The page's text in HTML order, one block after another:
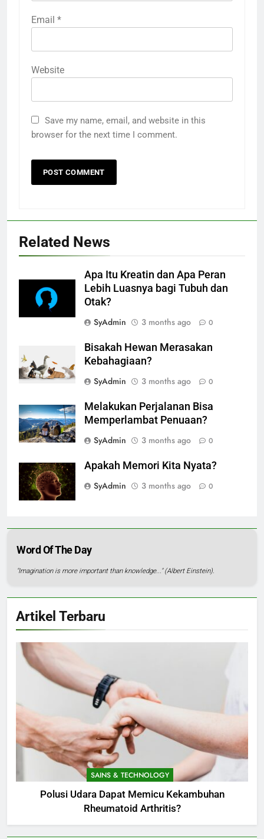
Email *
Website
Save my name, email, and website in this
browser for the next time I comment.
Related News
Apa Itu Kreatin dan Apa Peran
Lebih Luasnya bagi Tubuh dan
Otak?
SyAdmin
3 months ago 0
Bisakah Hewan Merasakan
Kebahagiaan?
SyAdmin
3 months ago 0
Melakukan Perjalanan Bisa
Memperlambat Penuaan?
SyAdmin
3 months ago 0
Apakah Memori Kita Nyata?
SyAdmin
3 months ago 0
Word Of The Day
"Imagination is more important than knowledge..." (Albert Einstein).
Artikel Terbaru
SAINS & TECHNOLOGY
Polusi Udara Dapat Memicu Kekambuhan
Rheumatoid Arthritis?